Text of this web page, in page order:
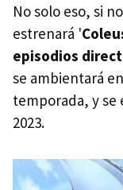
No solo eso, si
estrenará '
episodios
se ambientará
temporada, y se
2023.